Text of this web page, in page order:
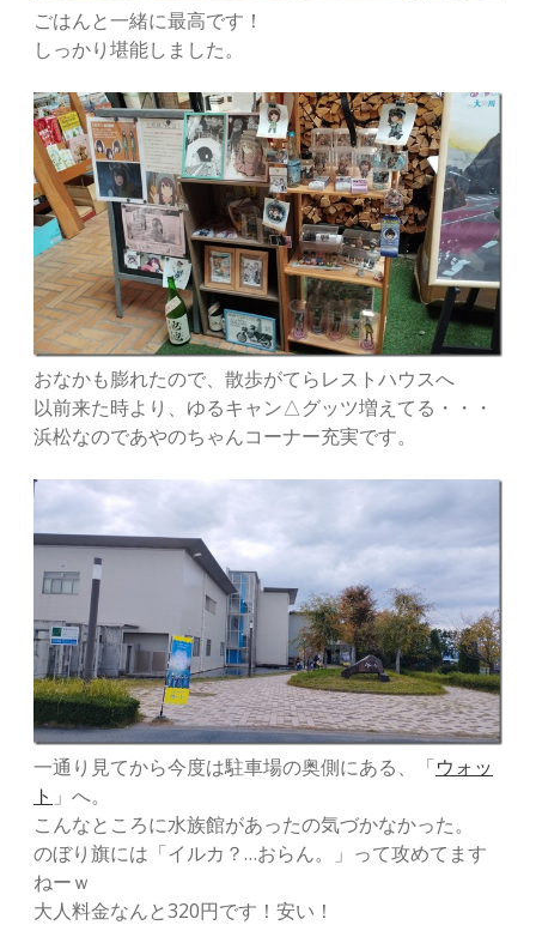
ごはんと一緒に最高です！
しっかり堪能しました。
おなかも膨れたので、散歩がてらレストハウスへ
以前来た時より、ゆるキャン△グッツ増えてる・・・
浜松なのであやのちゃんコーナー充実です。
一通り見てから今度は駐車場の奥側にある、「ウォッ
ト 」へ。
こんなところに水族館があったの気づかなかった。
のぼり旗には「イルカ？…おらん。」って攻めてます
ねーｗ
大人料金なんと320円です！安い！